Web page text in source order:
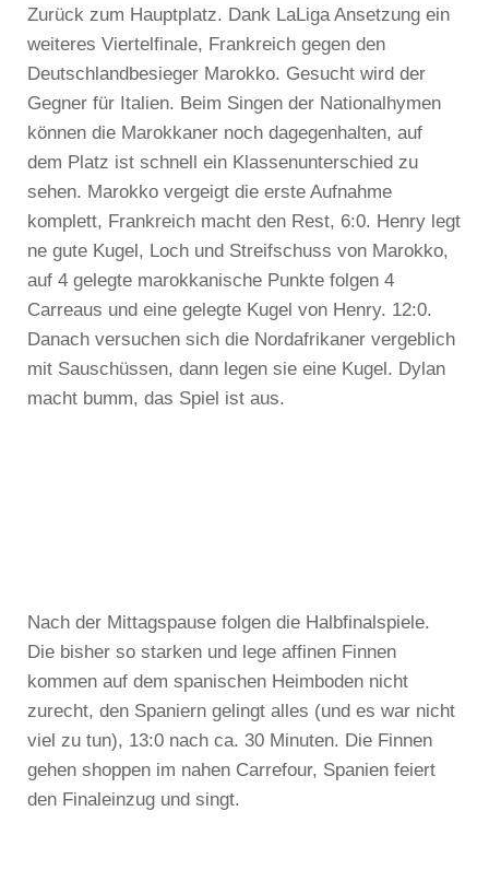
Zurück zum Hauptplatz. Dank LaLiga Ansetzung ein
weiteres Viertelfinale, Frankreich gegen den
Deutschlandbesieger Marokko. Gesucht wird der
Gegner für Italien. Beim Singen der Nationalhymen
können die Marokkaner noch dagegenhalten, auf
dem Platz ist schnell ein Klassenunterschied zu
sehen. Marokko vergeigt die erste Aufnahme
komplett, Frankreich macht den Rest, 6:0. Henry legt
ne gute Kugel, Loch und Streifschuss von Marokko,
auf 4 gelegte marokkanische Punkte folgen 4
Carreaus und eine gelegte Kugel von Henry. 12:0.
Danach versuchen sich die Nordafrikaner vergeblich
mit Sauschüssen, dann legen sie eine Kugel. Dylan
macht bumm, das Spiel ist aus.
Nach der Mittagspause folgen die Halbfinalspiele.
Die bisher so starken und lege affinen Finnen
kommen auf dem spanischen Heimboden nicht
zurecht, den Spaniern gelingt alles (und es war nicht
viel zu tun), 13:0 nach ca. 30 Minuten. Die Finnen
gehen shoppen im nahen Carrefour, Spanien feiert
den Finaleinzug und singt.